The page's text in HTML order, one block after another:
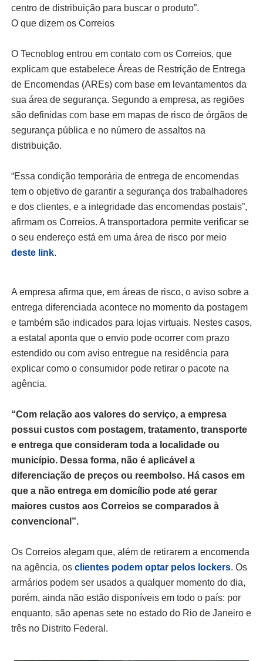
centro de distribuição para buscar o produto”.
O que dizem os Correios
O Tecnoblog entrou em contato com os Correios, que
explicam que estabelece Áreas de Restrição de Entrega
de Encomendas (AREs) com base em levantamentos da
sua área de segurança. Segundo a empresa, as regiões
são definidas com base em mapas de risco de órgãos de
segurança pública e no número de assaltos na
distribuição.
“Essa condição temporária de entrega de encomendas
tem o objetivo de garantir a segurança dos trabalhadores
e dos clientes, e a integridade das encomendas postais”,
afirmam os Correios. A transportadora permite verificar se
o seu endereço está em uma área de risco por meio
deste link.
A empresa afirma que, em áreas de risco, o aviso sobre a
entrega diferenciada acontece no momento da postagem
e também são indicados para lojas virtuais. Nestes casos,
a estatal aponta que o envio pode ocorrer com prazo
estendido ou com aviso entregue na residência para
explicar como o consumidor pode retirar o pacote na
agência.
“Com relação aos valores do serviço, a empresa
possui custos com postagem, tratamento, transporte
e entrega que consideram toda a localidade ou
município. Dessa forma, não é aplicável a
diferenciação de preços ou reembolso. Há casos em
que a não entrega em domicílio pode até gerar
maiores custos aos Correios se comparados à
convencional”.
Os Correios alegam que, além de retirarem a encomenda
na agência, os clientes podem optar pelos lockers. Os
armários podem ser usados a qualquer momento do dia,
porém, ainda não estão disponíveis em todo o país: por
enquanto, são apenas sete no estado do Rio de Janeiro e
três no Distrito Federal.